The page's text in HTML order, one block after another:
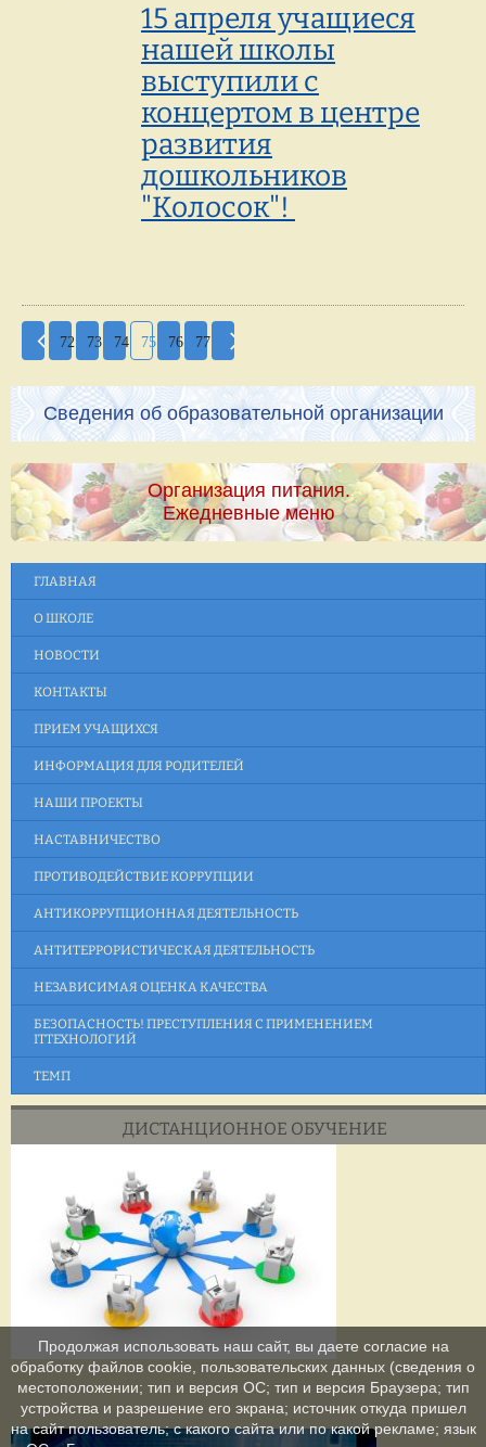
15 апреля учащиеся
нашей школы
выступили с
концертом в центре
развития
дошкольников
"Колосок"!
72 73 74 75 76 77
Сведения об образовательной организации
Организация питания.
Ежедневные меню
ГЛАВНАЯ
О ШКОЛЕ
НОВОСТИ
КОНТАКТЫ
ПРИЕМ УЧАЩИХСЯ
ИНФОРМАЦИЯ ДЛЯ РОДИТЕЛЕЙ
НАШИ ПРОЕКТЫ
НАСТАВНИЧЕСТВО
ПРОТИВОДЕЙСТВИЕ КОРРУПЦИИ
АНТИКОРРУПЦИОННАЯ ДЕЯТЕЛЬНОСТЬ
АНТИТЕРРОРИСТИЧЕСКАЯ ДЕЯТЕЛЬНОСТЬ
НЕЗАВИСИМАЯ ОЦЕНКА КАЧЕСТВА
БЕЗОПАСНОСТЬ! ПРЕСТУПЛЕНИЯ С ПРИМЕНЕНИЕМ
ITТЕХНОЛОГИЙ
ТЕМП
ДИСТАНЦИОННОЕ ОБУЧЕНИЕ
Продолжая использовать наш сайт, вы даете согласие на
обработку файлов cookie, пользовательских данных (сведения о
местоположении; тип и версия ОС; тип и версия Браузера; тип
устройства и разрешение его экрана; источник откуда пришел
на сайт пользователь; с какого сайта или по какой рекламе; язык